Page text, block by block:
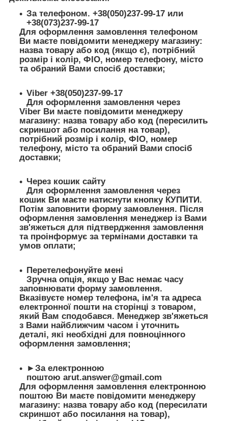
За телефоном. +38(050)237-99-17 или
+38(073)237-99-17
Для оформлення замовлення телефоном
Ви маєте повідомити менеджеру магазину:
назва товару або код (якщо є), потрібний
розмір і колір, ФІО, номер телефону, місто
та обраний Вами спосіб доставки;
Viber +38(050)237-99-17
Для оформлення замовлення через
Viber Ви маєте повідомити менеджеру
магазину: назва товару або код (пересилить
скриншот або посилання на товар),
потрібний розмір і колір, ФІО, номер
телефону, місто та обраний Вами спосіб
доставки;
Через кошик сайту
Для оформлення замовлення через
кошик Ви маєте натиснути кнопку КУПИТИ.
Потім заповнити форму замовлення. Після
оформлення замовлення менеджер із Вами
зв'яжеться для підтвердження замовлення
та проінформує за термінами доставки та
умов оплати;
Перетелефонуйте мені
Зручна опція, якщо у Вас немає часу
заповнювати форму замовлення.
Вказівуєте номер телефона, ім'я та адреса
електронної пошти на сторінці з товаром,
який Вам сподобався. Менеджер зв'яжеться
з Вами найближчим часом і уточнить
деталі, які необхідні для повноцінного
оформлення замовлення;
►За електронною
поштою arut.answer@gmail.com
Для оформлення замовлення електронною
поштою Ви маєте повідомити менеджеру
магазину: назва товару або код (пересилати
скриншот або посилання на товар),